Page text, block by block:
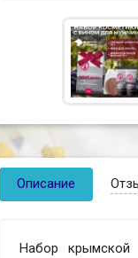
Описание
Набор